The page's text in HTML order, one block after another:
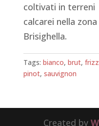
coltivati in terreni
calcarei nella
Brisighella.
Tags:bianco,brut,
pinot,sauvignon
Created by